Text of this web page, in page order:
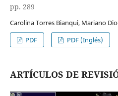
pp. 289
Carolina Torres Bianqui, Mariano
PDF
PDF (Inglés)
ARTÍCULOS DE